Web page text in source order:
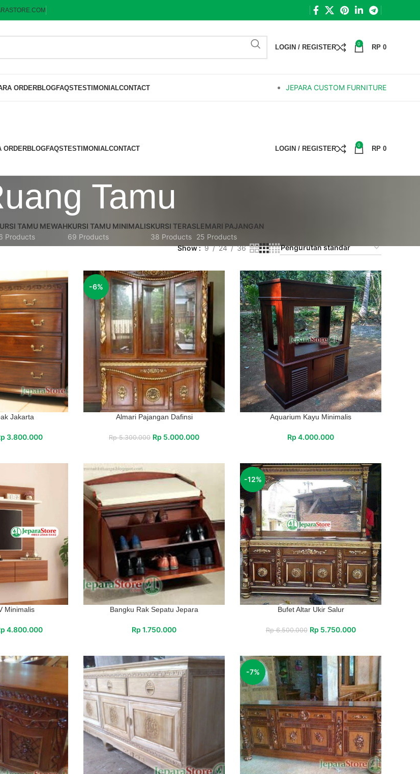
LOGIN / REGISTER 0 RP 0
ORDERBLOGFAQSTESTIMONIALCONTACT JEPARA CUSTOM FURNITURE
ORDERBLOGFAQSTESTIMONIALCONTACT LOGIN / REGISTER 0 RP 0
Tamu
TAMU MEWAH
Products
KURSI TAMU MINIMALIS
69 Products
KURSI TERAS
38 Products
LEMARI PAJANGAN
25 Products
Show 9 24 36
Jakarta
3.800.000
-6%
Almari Pajangan Dafinsi
Rp5.300.000 Rp 5.000.000
Aquarium Kayu Minimalis
Rp 4.000.000
Minimalis
4.800.000
Bangku Rak Sepatu Jepara
Rp 1.750.000
-12%
Bufet Altar Ukir Salur
Rp6.500.000 Rp 5.750.000
-7%